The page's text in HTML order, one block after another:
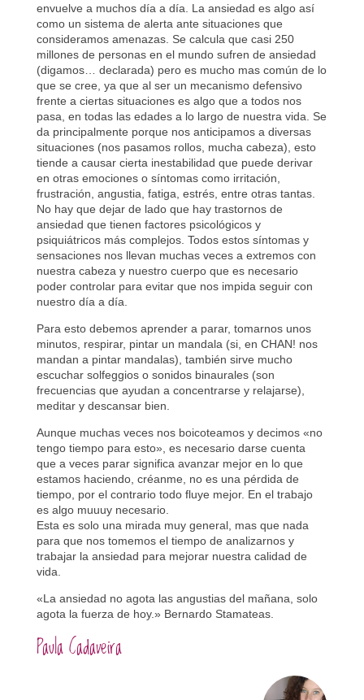
envuelve a muchos día a día. La ansiedad es algo así
como un sistema de alerta ante situaciones que
consideramos amenazas. Se calcula que casi 250
millones de personas en el mundo sufren de ansiedad
(digamos… declarada) pero es mucho mas común de lo
que se cree, ya que al ser un mecanismo defensivo
frente a ciertas situaciones es algo que a todos nos
pasa, en todas las edades a lo largo de nuestra vida. Se
da principalmente porque nos anticipamos a diversas
situaciones (nos pasamos rollos, mucha cabeza), esto
tiende a causar cierta inestabilidad que puede derivar
en otras emociones o síntomas como irritación,
frustración, angustia, fatiga, estrés, entre otras tantas.
No hay que dejar de lado que hay trastornos de
ansiedad que tienen factores psicológicos y
psiquiátricos más complejos. Todos estos síntomas y
sensaciones nos llevan muchas veces a extremos con
nuestra cabeza y nuestro cuerpo que es necesario
poder controlar para evitar que nos impida seguir con
nuestro día a día.
Para esto debemos aprender a parar, tomarnos unos
minutos, respirar, pintar un mandala (si, en CHAN! nos
mandan a pintar mandalas), también sirve mucho
escuchar solfeggios o sonidos binaurales (son
frecuencias que ayudan a concentrarse y relajarse),
meditar y descansar bien.
Aunque muchas veces nos boicoteamos y decimos «no
tengo tiempo para esto», es necesario darse cuenta
que a veces parar significa avanzar mejor en lo que
estamos haciendo, créanme, no es una pérdida de
tiempo, por el contrario todo fluye mejor. En el trabajo
es algo muuuy necesario.
Esta es solo una mirada muy general, mas que nada
para que nos tomemos el tiempo de analizarnos y
trabajar la ansiedad para mejorar nuestra calidad de
vida.
«La ansiedad no agota las angustias del mañana, solo
agota la fuerza de hoy.» Bernardo Stamateas.
Paula Cadaveira